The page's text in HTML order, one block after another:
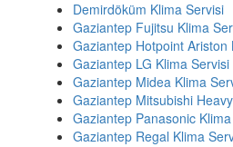
Demirdöküm Klima Servisi
Gaziantep Fujitsu Klima
Gaziantep Hotpoint Ariston
Gaziantep LG Klima Servisi
Gaziantep Midea Klima
Gaziantep Mitsubishi
Gaziantep Panasonic
Gaziantep Regal Klima